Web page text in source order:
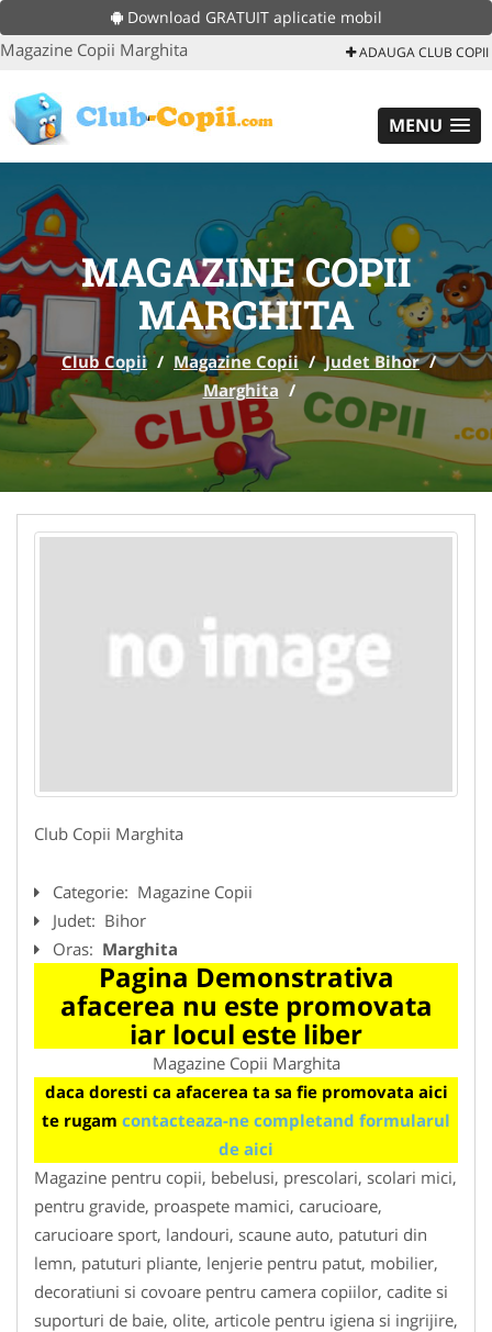
Download GRATUIT aplicatie mobil
Magazine Copii Marghita ADAUGA CLUB COPII
MENU
MAGAZINE COPII
MARGHITA
Club Copii / Magazine Copii / Judet Bihor /
Marghita /
Club Copii Marghita
Categorie: Magazine Copii
Judet: Bihor
Oras: Marghita
Pagina Demonstrativa
afacerea nu este promovata
iar locul este liber
Magazine Copii Marghita
daca doresti ca afacerea ta sa fie promovata aici
te rugam contacteaza-ne completand formularul
de aici
Magazine pentru copii, bebelusi, prescolari, scolari mici,
pentru gravide, proaspete mamici, carucioare,
carucioare sport, landouri, scaune auto, patuturi din
lemn, patuturi pliante, lenjerie pentru patut, mobilier,
decoratiuni si covoare pentru camera copiilor, cadite si
suporturi de baie, olite, articole pentru igiena si ingrijire,